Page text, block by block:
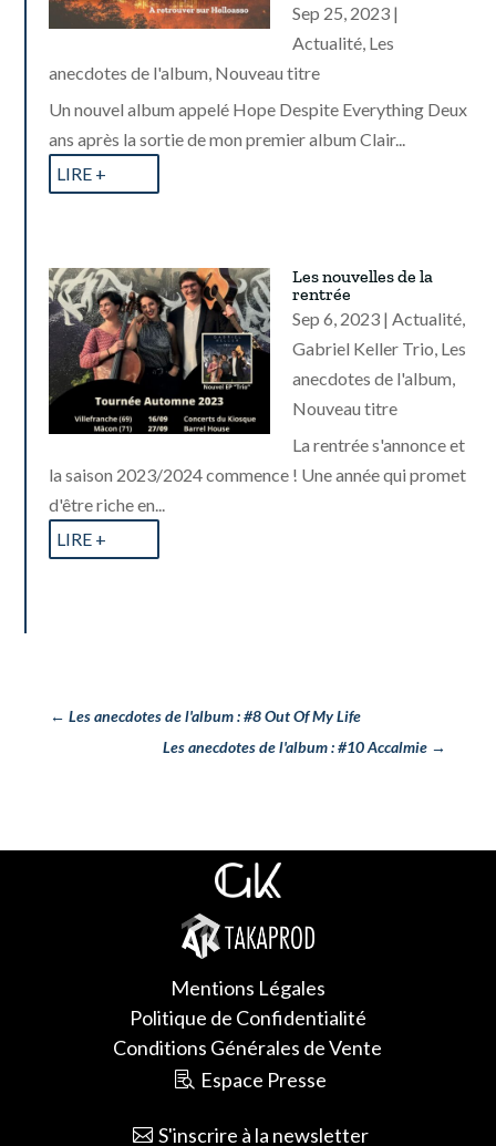
Sep 25, 2023 |
Actualité, Les
anecdotes de l'album, Nouveau titre
Un nouvel album appelé Hope Despite Everything Deux
ans après la sortie de mon premier album Clair...
LIRE +
Les nouvelles de la
rentrée
Sep 6, 2023 |Actualité,
Gabriel Keller Trio, Les
anecdotes de l'album,
Nouveau titre
La rentrée s'annonce et
la saison 2023/2024 commence ! Une année qui promet
d'être riche en...
LIRE +
← Les anecdotes de l'album : #8 Out Of My Life
Les anecdotes de l'album : #10 Accalmie →
Mentions Légales
Politique de Confidentialité
Conditions Générales de Vente
Espace Presse
S'inscrire à la newsletter